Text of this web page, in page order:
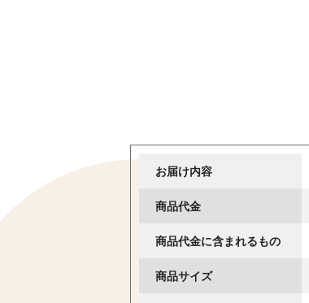
お届け内容
商品代金
商品代金に含まれるもの
商品サイズ